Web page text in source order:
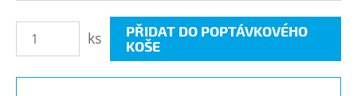
ks
PŘIDAT DO POPTÁVKOVÉHO
KOŠE